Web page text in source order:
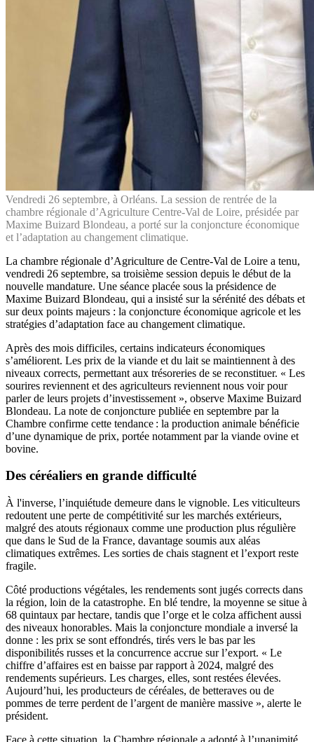
Vendredi 26 septembre, à Orléans. La session de rentrée de la
chambre régionale d’Agriculture Centre-Val de Loire, présidée par
Maxime Buizard Blondeau, a porté sur la conjoncture économique
et l’adaptation au changement climatique.
La chambre régionale d’Agriculture de Centre-Val de Loire a tenu,
vendredi 26 septembre, sa troisième session depuis le début de la
nouvelle mandature. Une séance placée sous la présidence de
Maxime Buizard Blondeau, qui a insisté sur la sérénité des débats et
sur deux points majeurs : la conjoncture économique agricole et les
stratégies d’adaptation face au changement climatique.
Après des mois difficiles, certains indicateurs économiques
s’améliorent. Les prix de la viande et du lait se maintiennent à des
niveaux corrects, permettant aux trésoreries de se reconstituer. « Les
sourires reviennent et des agriculteurs reviennent nous voir pour
parler de leurs projets d’investissement », observe Maxime Buizard
Blondeau. La note de conjoncture publiée en septembre par la
Chambre confirme cette tendance : la production animale bénéficie
d’une dynamique de prix, portée notamment par la viande ovine et
bovine.
Des céréaliers en grande difficulté
À l'inverse, l’inquiétude demeure dans le vignoble. Les viticulteurs
redoutent une perte de compétitivité sur les marchés extérieurs,
malgré des atouts régionaux comme une production plus régulière
que dans le Sud de la France, davantage soumis aux aléas
climatiques extrêmes. Les sorties de chais stagnent et l’export reste
fragile.
Côté productions végétales, les rendements sont jugés corrects dans
la région, loin de la catastrophe. En blé tendre, la moyenne se situe à
68 quintaux par hectare, tandis que l’orge et le colza affichent aussi
des niveaux honorables. Mais la conjoncture mondiale a inversé la
donne : les prix se sont effondrés, tirés vers le bas par les
disponibilités russes et la concurrence accrue sur l’export. « Le
chiffre d’affaires est en baisse par rapport à 2024, malgré des
rendements supérieurs. Les charges, elles, sont restées élevées.
Aujourd’hui, les producteurs de céréales, de betteraves ou de
pommes de terre perdent de l’argent de manière massive », alerte le
président.